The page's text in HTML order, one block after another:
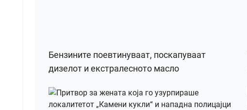
Бензините поевтинуваат, поскапуваат
дизелот и екстралесното масло